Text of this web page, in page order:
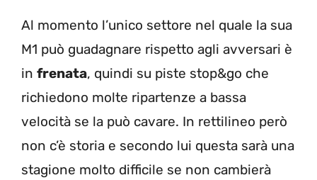
Al momento l’unico settore nel quale la sua
M1 può guadagnare rispetto agli avversari è
in frenata, quindi su piste stop&go che
richiedono molte ripartenze a bassa
velocità se la può cavare. In rettilineo però
non c’è storia e secondo lui questa sarà una
stagione molto difficile se non cambierà